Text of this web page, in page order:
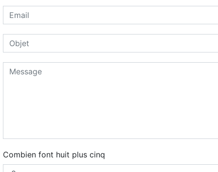
Combien font huit plus cinq